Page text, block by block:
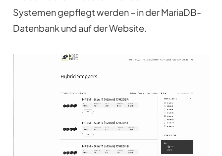
Systemen gepflegt werden – in der MariaDB-
Datenbank und auf der Website.